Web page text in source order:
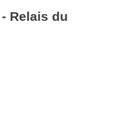
Relais du